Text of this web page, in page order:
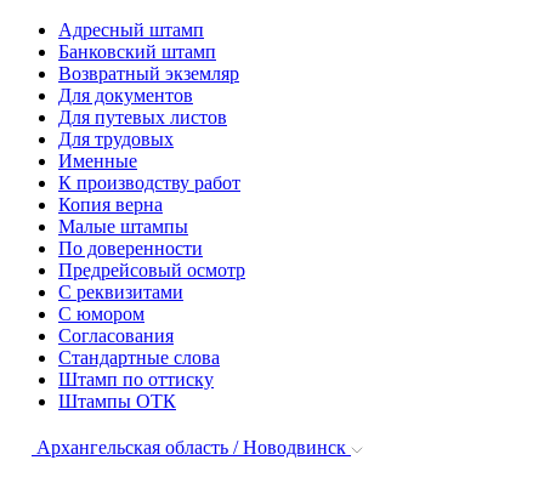
Адресный штамп
Банковский штамп
Возвратный экземляр
Для документов
Для путевых листов
Для трудовых
Именные
К производству работ
Копия верна
Малые штампы
По доверенности
Предрейсовый осмотр
С реквизитами
С юмором
Согласования
Стандартные слова
Штамп по оттиску
Штампы ОТК
Архангельская область / Новодвинск